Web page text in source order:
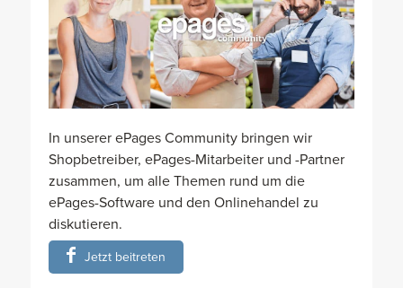
In unserer ePages Community bringen wir
Shopbetreiber, ePages-Mitarbeiter und -Partner
zusammen, um alle Themen rund um die
ePages-Software und den Onlinehandel zu
diskutieren.
Jetzt beitreten